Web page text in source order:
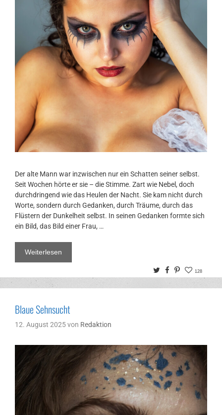
Der alte Mann war inzwischen nur ein Schatten seiner selbst.
Seit Wochen hörte er sie – die Stimme. Zart wie Nebel, doch
durchdringend wie das Heulen der Nacht. Sie kam nicht durch
Worte, sondern durch Gedanken, durch Träume, durch das
Flüstern der Dunkelheit selbst. In seinen Gedanken formte sich
ein Bild, das Bild einer Frau, …
Weiterlesen
TwitterFacebook
Pinterest
128
Blaue Sehnsucht
12. August 2025von Redaktion